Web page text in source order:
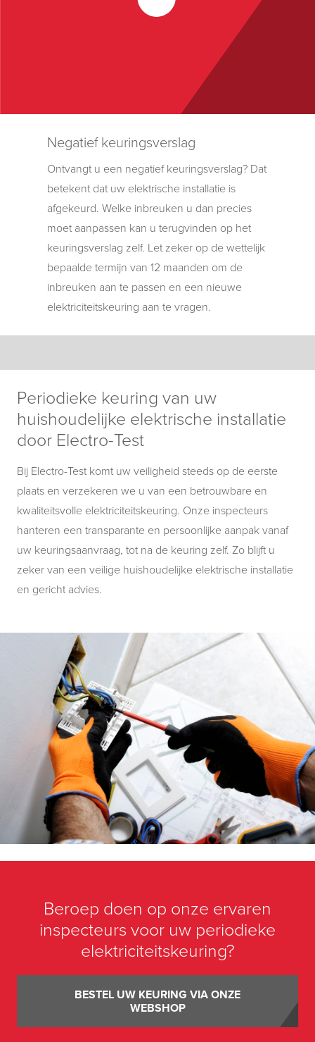
Negatief keuringsverslag
Ontvangt u een negatief keuringsverslag? Dat
betekent dat uw elektrische installatie is
afgekeurd. Welke inbreuken u dan precies
moet aanpassen kan u terugvinden op het
keuringsverslag zelf. Let zeker op de wettelijk
bepaalde termijn van 12 maanden om de
inbreuken aan te passen en een nieuwe
elektriciteitskeuring aan te vragen.
Periodieke keuring van uw
huishoudelijke elektrische installatie
door Electro-Test
Bij Electro-Test komt uw veiligheid steeds op de eerste
plaats en verzekeren we u van een betrouwbare en
kwaliteitsvolle elektriciteitskeuring. Onze inspecteurs
hanteren een transparante en persoonlijke aanpak vanaf
uw keuringsaanvraag, tot na de keuring zelf. Zo blijft u
zeker van een veilige huishoudelijke elektrische installatie
en gericht advies.
Beroep doen op onze ervaren
inspecteurs voor uw periodieke
elektriciteitskeuring?
BESTEL UW KEURING VIA ONZE
WEBSHOP